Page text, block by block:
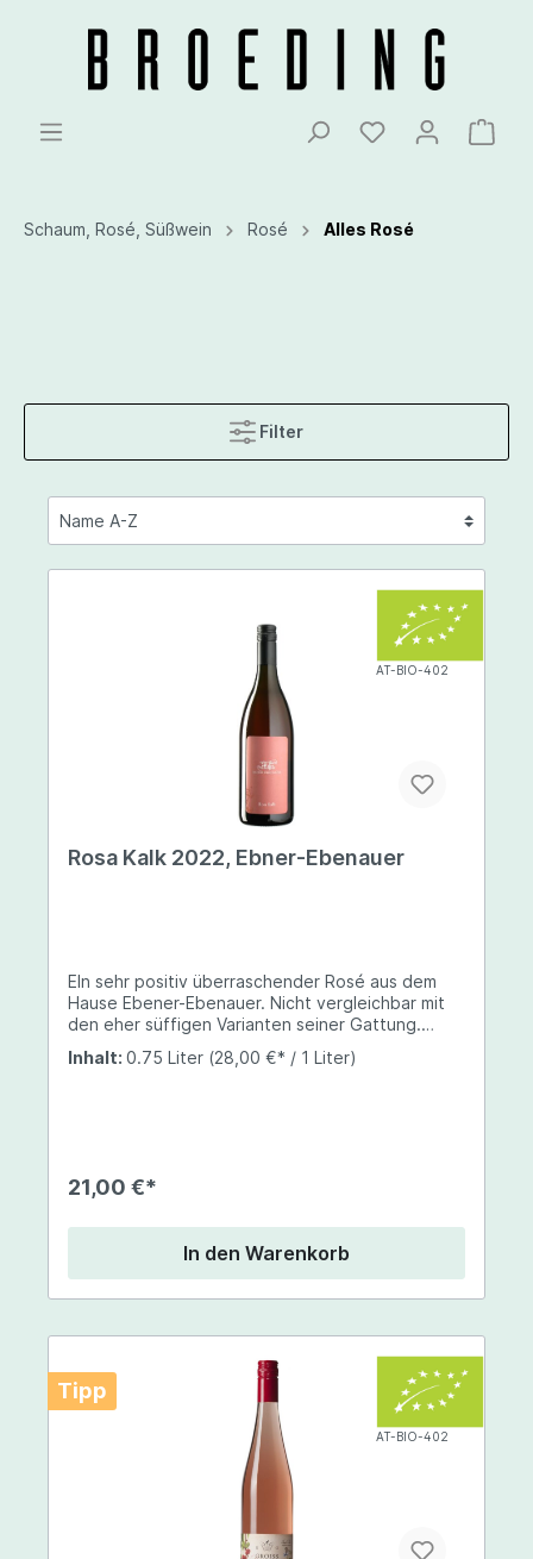
Schaum, Rosé, Süßwein Rosé Alles Rosé
Filter
AT-BIO-402
Rosa Kalk 2022, Ebner-Ebenauer
EIn sehr positiv überraschender Rosé aus dem
Hause Ebener-Ebenauer. Nicht vergleichbar mit
den eher süffigen Varianten seiner Gattung.
Dichte und Komplexität. Dennoch sehr frische,
Inhalt: 0.75 Liter (28,00 €* / 1 Liter)
21,00 €*
In den Warenkorb
Tipp
AT-BIO-402